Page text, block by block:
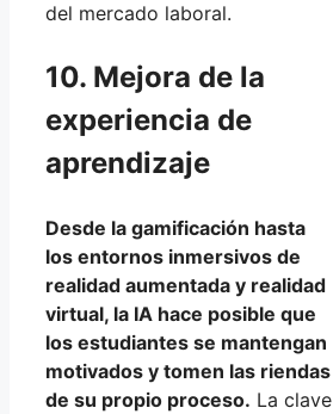
del mercado laboral.
10. Mejora de la
experiencia de
aprendizaje
Desde la gamificación hasta
los entornos inmersivos de
realidad aumentada y realidad
virtual, la IA hace posible que
los estudiantes se mantengan
motivados y tomen las riendas
de su propio proceso. La clave